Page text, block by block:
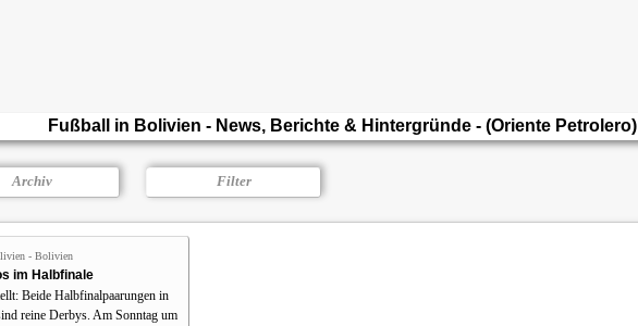
Fußball in Bolivien - News, Berichte & Hintergründe - (Oriente Petrolero)
Archiv Filter
- Bolivien
im Halbfinale
Beide Halbfinalpaarungen in
reine Derbys. Am Sonntag um